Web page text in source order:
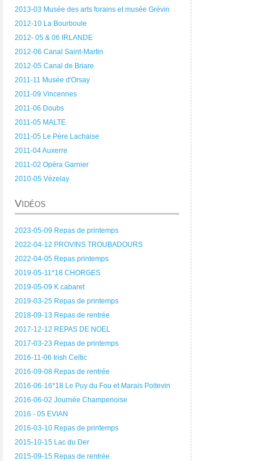
2013-03 Musée des arts forains et musée Grévin
2012-10 La Bourboule
2012- 05 & 06 IRLANDE
2012-06 Canal Saint-Martin
2012-05 Canal de Briare
2011-11 Musée d'Orsay
2011-09 Vincennes
2011-06 Doubs
2011-05 MALTE
2011-05 Le Père Lachaise
2011-04 Auxerre
2011-02 Opéra Garnier
2010-05 Vézelay
Vidéos
2023-05-09 Repas de printemps
2022-04-12 PROVINS TROUBADOURS
2022-04-05 Repas printemps
2019-05-11*18 CHORGES
2019-05-09 K cabaret
2019-03-25 Repas de printemps
2018-09-13 Repas de rentrée
2017-12-12 REPAS DE NOEL
2017-03-23 Repas de printemps
2016-11-06 Irish Celtic
2016-09-08 Repas de rentrée
2016-06-16*18 Le Puy du Fou et Marais Poitevin
2016-06-02 Journée Champenoise
2016 - 05 EVIAN
2016-03-10 Repas de printemps
2015-10-15 Lac du Der
2015-09-15 Repas de rentrée